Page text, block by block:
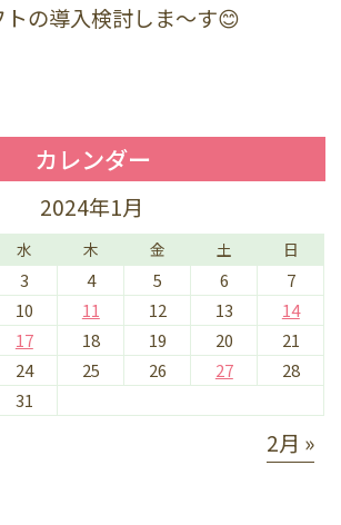
の導入検討しま〜す😊
カレンダー
2024年1月
水 木 金 土 日
3 4 5 6
7
10 11 12 13
14
17 18 19 20
21
24 25 26 27
28
31
2月 »